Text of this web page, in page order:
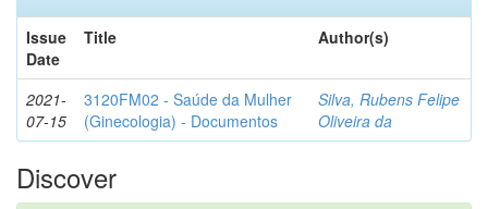
Issue
Date
Title Author(s)
2021-
07-15
3120FM02 - Saúde da Mulher
(Ginecologia) - Documentos
Silva, Rubens Felipe
Oliveira da
Discover